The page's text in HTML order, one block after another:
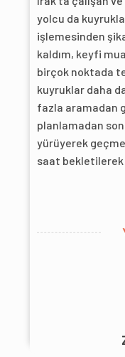
yolcu da
işlemesinden
kaldım, keyfi
birçok noktada
kuyruklar daha
fazla aramadan
planlamadan
yürüyerek
saat bekletilerek